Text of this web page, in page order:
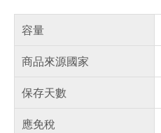
容量
商品來源國家
保存天數
應免稅